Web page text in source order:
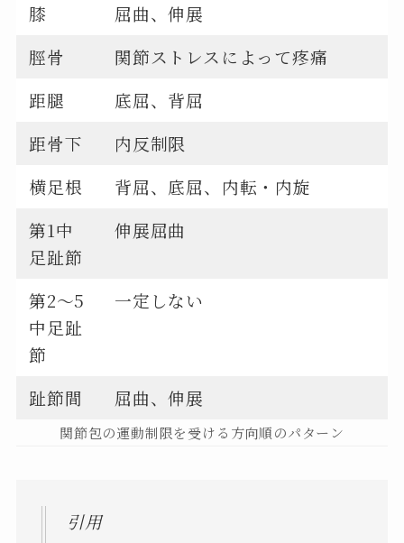
膝
屈曲、伸展
脛骨
関節ストレスによって疼痛
距腿
底屈、背屈
距骨下
内反制限
横足根
背屈、底屈、内転・内旋
第1中
足趾節
伸展屈曲
第2～5
中足趾
節
一定しない
趾節間 屈曲、伸展
関節包の運動制限を受ける方向順のパターン
引用